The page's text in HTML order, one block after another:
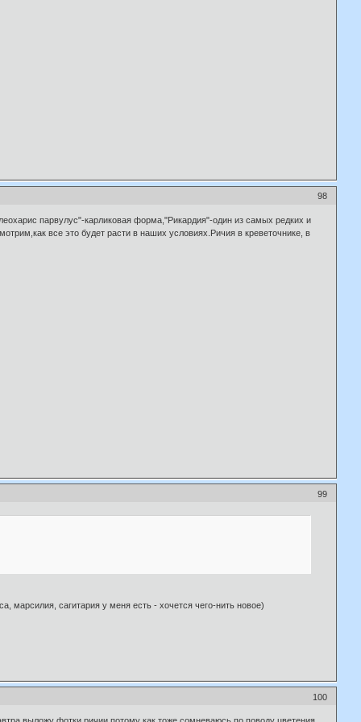
98
парвулус"-карликовая форма,"Рикардия"-один из самых редких и
все это будет расти в наших условиях.Ричия в креветочнике, в
99
марсилия, сагитария у меня есть - хочется чего-нить новое)
100